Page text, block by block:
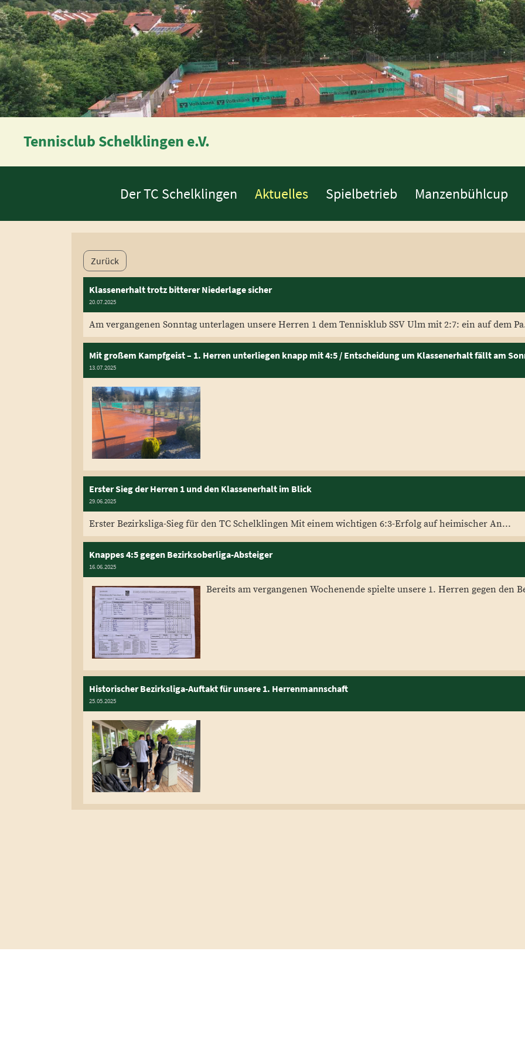
Tennisclub Schelklingen e.V.
Der TC Schelklingen Aktuelles Spielbetrieb Manzenbühlcup
Zurück
Klassenerhalt trotz bitterer Niederlage sicher
20.07.2025
Am vergangenen Sonntag unterlagen unsere Herren 1 dem Tennisklub SSV Ulm mit 2:7: ein auf dem
Mit großem Kampfgeist – 1. Herren unterliegen knapp mit 4:5 / Entscheidung um Klassenerhalt fällt am
13.07.2025
Erster Sieg der Herren 1 und den Klassenerhalt im Blick
29.06.2025
Erster Bezirksliga-Sieg für den TC Schelklingen Mit einem wichtigen 6:3-Erfolg auf heimischer An...
Knappes 4:5 gegen Bezirksoberliga-Absteiger
16.06.2025
Bereits am vergangenen Wochenende spielte unsere 1. Herren gegen den
Historischer Bezirksliga-Auftakt für unsere 1. Herrenmannschaft
25.05.2025